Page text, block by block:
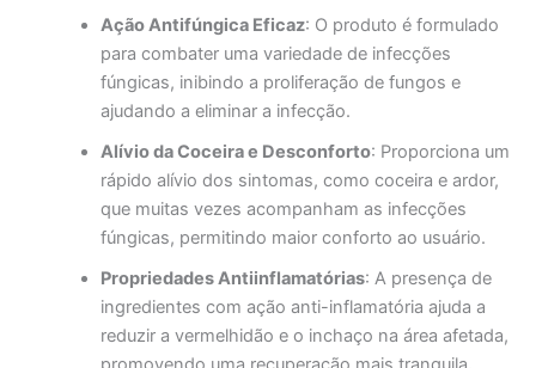
Ação Antifúngica Eficaz: O produto é formulado
para combater uma variedade de infecções
fúngicas, inibindo a proliferação de fungos e
ajudando a eliminar a infecção.
Alívio da Coceira e Desconforto: Proporciona um
rápido alívio dos sintomas, como coceira e ardor,
que muitas vezes acompanham as infecções
fúngicas, permitindo maior conforto ao usuário.
Propriedades Antiinflamatórias: A presença de
ingredientes com ação anti-inflamatória ajuda a
reduzir a vermelhidão e o inchaço na área afetada,